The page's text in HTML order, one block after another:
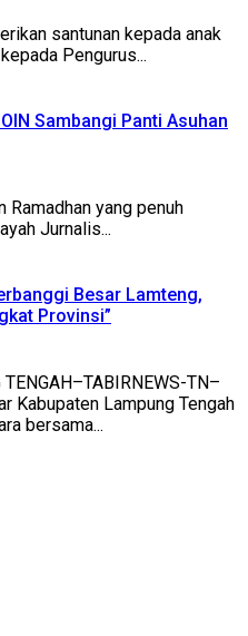
santunan kepada anak
Pengurus...
Sambangi Panti Asuhan
Ramadhan yang penuh
Jurnalis...
Besar Lamteng,
Provinsi”
TN–
Kabupaten Lampung Tengah
bersama...